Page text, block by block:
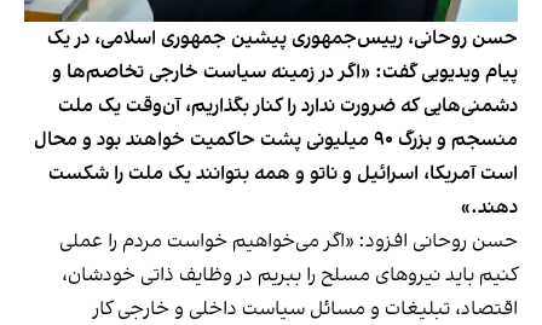
حسن روحانی، رییس‌‌جمهوری پیشین جمهوری اسلامی، در یک
پیام ویدیویی گفت: «اگر در زمینه سیاست خارجی تخاصم‌ها و
دشمنی‌هایی که ضرورت ندارد را کنار بگذاریم، آن‌وقت یک ملت
منسجم و بزرگ ۹۰ میلیونی پشت حاکمیت خواهند بود و محال
است آمریکا، اسرائیل و ناتو و همه بتوانند یک ملت را شکست
دهند.»
حسن روحانی افزود: «اگر می‌خواهیم خواست مردم را عملی
کنیم باید نیروهای مسلح را ببریم در وظایف ذاتی خودشان،
اقتصاد، تبلیغات و مسائل سیاست داخلی و خارجی کار